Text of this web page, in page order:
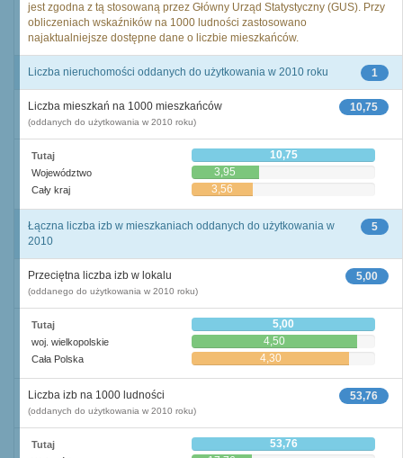
jest zgodna z tą stosowaną przez Główny Urząd Statystyczny (GUS). Przy
obliczeniach wskaźników na 1000 ludności zastosowano
najaktualniejsze dostępne dane o liczbie mieszkańców.
1
Liczba nieruchomości oddanych do użytkowania w 2010 roku
10,75
Liczba mieszkań na 1000 mieszkańców
(oddanych do użytkowania w 2010 roku)
Tutaj 10,75
Województwo 3,95
Cały kraj 3,56
5
Łączna liczba izb w mieszkaniach oddanych do użytkowania w
2010
5,00
Przeciętna liczba izb w lokalu
(oddanego do użytkowania w 2010 roku)
Tutaj 5,00
woj. wielkopolskie 4,50
Cała Polska 4,30
53,76
Liczba izb na 1000 ludności
(oddanych do użytkowania w 2010 roku)
Tutaj 53,76